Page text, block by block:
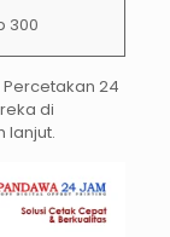
300
24
di
lanjut.